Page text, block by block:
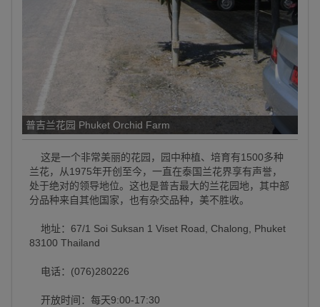
普吉兰花园 Phuket Orchid Farm
这是一个非常美丽的花园，园中种植、培育有1500多种
兰花，从1975年开创至今，一直在泰国兰花界享有声誉，
处于绝对的领导地位。这也是普吉最大的兰花园地，其中部
分品种来自其他国家，也有杂交品种，美不胜收。
地址：67/1 Soi Suksan 1 Viset Road, Chalong, Phuket
83100 Thailand
电话：(076)280226
开放时间：每天9:00-17:30